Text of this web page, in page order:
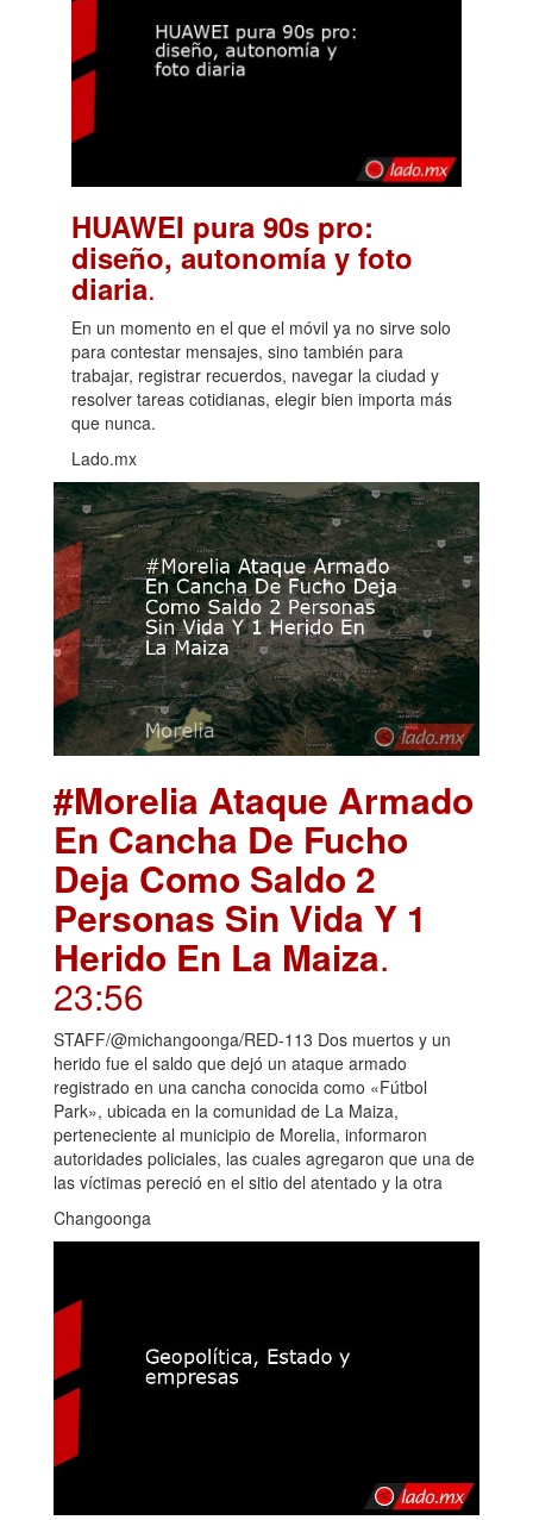
HUAWEI pura 90s pro:
diseño, autonomía y foto
diaria.
En un momento en el que el móvil ya no sirve solo
para contestar mensajes, sino también para
trabajar, registrar recuerdos, navegar la ciudad y
resolver tareas cotidianas, elegir bien importa más
que nunca.
Lado.mx
#Morelia Ataque Armado
En Cancha De Fucho
Deja Como Saldo 2
Personas Sin Vida Y 1
Herido En La Maiza.
23:56
STAFF/@michangoonga/RED-113 Dos muertos y un
herido fue el saldo que dejó un ataque armado
registrado en una cancha conocida como «Fútbol
Park», ubicada en la comunidad de La Maiza,
perteneciente al municipio de Morelia, informaron
autoridades policiales, las cuales agregaron que una de
las víctimas pereció en el sitio del atentado y la otra
Changoonga